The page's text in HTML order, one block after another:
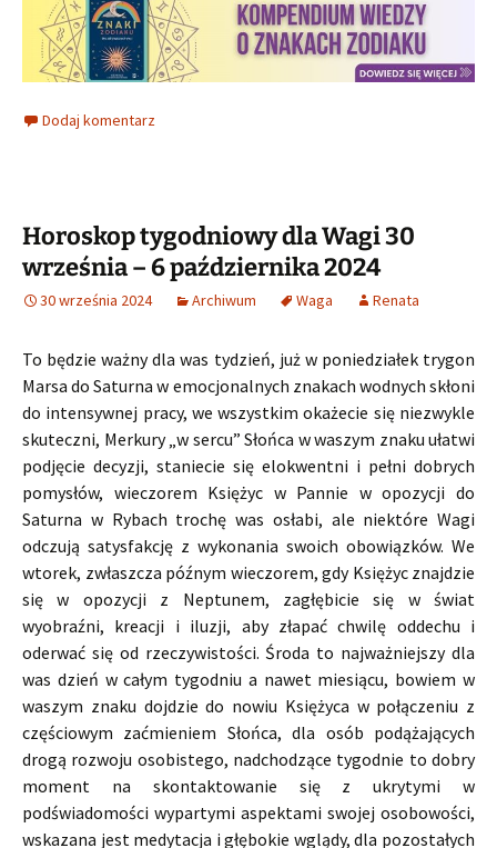
Dodaj komentarz
Horoskop tygodniowy dla Wagi 30
września – 6 października 2024
30 września 2024 Archiwum Waga Renata
To będzie ważny dla was tydzień, już w poniedziałek trygon
Marsa do Saturna w emocjonalnych znakach wodnych skłoni
do intensywnej pracy, we wszystkim okażecie się niezwykle
skuteczni, Merkury „w sercu” Słońca w waszym znaku ułatwi
podjęcie decyzji, staniecie się elokwentni i pełni dobrych
pomysłów, wieczorem Księżyc w Pannie w opozycji do
Saturna w Rybach trochę was osłabi, ale niektóre Wagi
odczują satysfakcję z wykonania swoich obowiązków. We
wtorek, zwłaszcza późnym wieczorem, gdy Księżyc znajdzie
się w opozycji z Neptunem, zagłębicie się w świat
wyobraźni, kreacji i iluzji, aby złapać chwilę oddechu i
oderwać się od rzeczywistości. Środa to najważniejszy dla
was dzień w całym tygodniu a nawet miesiącu, bowiem w
waszym znaku dojdzie do nowiu Księżyca w połączeniu z
częściowym zaćmieniem Słońca, dla osób podążających
drogą rozwoju osobistego, nadchodzące tygodnie to dobry
moment na skontaktowanie się z ukrytymi w
podświadomości wypartymi aspektami swojej osobowości,
wskazana jest medytacja i głębokie wglądy, dla pozostałych